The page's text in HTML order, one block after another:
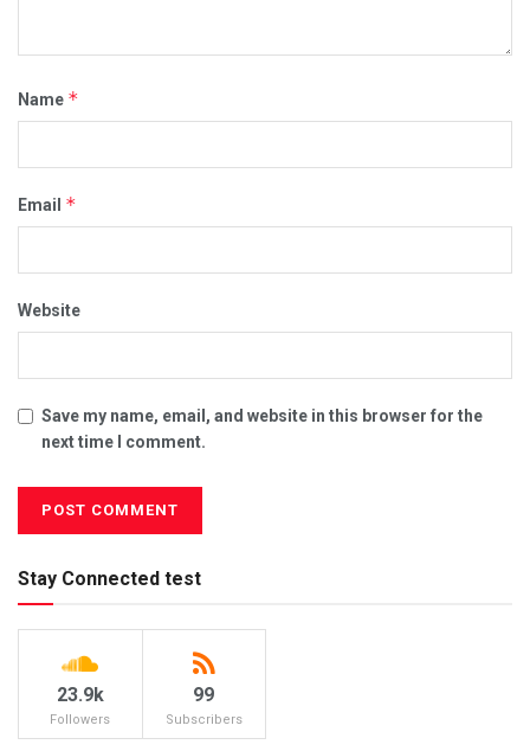
Name *
Email *
Website
Save my name, email, and website in this browser for the
next time I comment.
Stay Connected test
23.9k
Followers
99
Subscribers